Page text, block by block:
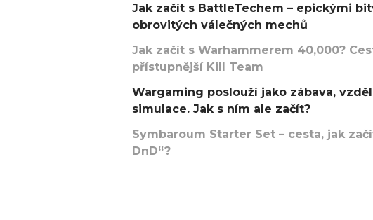
Jak začít s BattleTechem – epickými
obrovitých válečných mechů
Jak začít s Warhammerem 40,000?
přístupnější Kill Team
Wargaming poslouží jako zábava,
simulace. Jak s ním ale začít?
Symbaroum Starter Set – cesta, jak
DnD“?